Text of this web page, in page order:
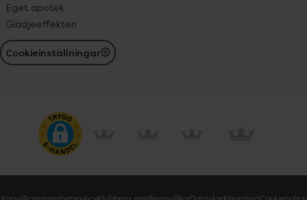
Eget apotek
Glädjeeffekten
Cookieinställningar